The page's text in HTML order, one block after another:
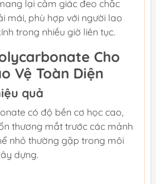
lại cảm giác đeo chắc
mái, phù hợp với người lao
trong nhiều giờ liên tục.
Cho
Vệ Toàn Diện
quả
có độ bền cơ học cao,
thương mắt trước các mảnh
nhỏ thường gặp trong môi
dựng.